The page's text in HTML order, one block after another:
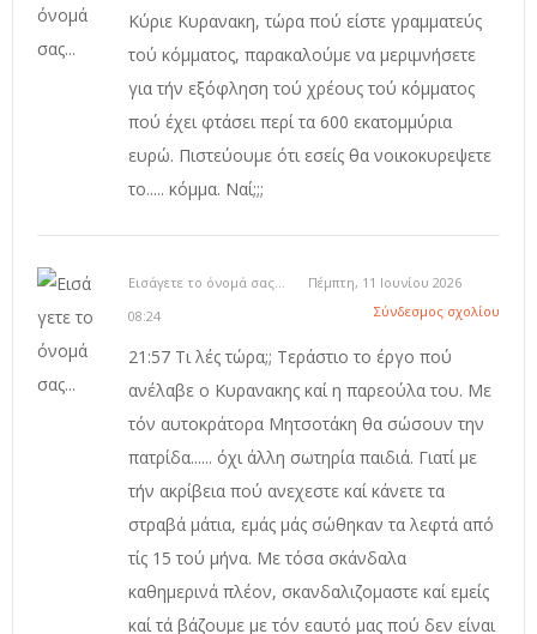
Κύριε Κυρανακη, τώρα πού είστε γραμματεύς
τού κόμματος, παρακαλούμε να μεριμνήσετε
για τήν εξόφληση τού χρέους τού κόμματος
πού έχει φτάσει περί τα 600 εκατομμύρια
ευρώ. Πιστεύουμε ότι εσείς θα νοικοκυρεψετε
το..... κόμμα. Ναί;;;
Εισάγετε το όνομά σας...
Πέμπτη, 11 Ιουνίου 2026
08:24
Σύνδεσμος σχολίου
21:57 Τι λές τώρα;; Τεράστιο το έργο πού
ανέλαβε ο Κυρανακης καί η παρεούλα του. Με
τόν αυτοκράτορα Μητσοτάκη θα σώσουν την
πατρίδα...... όχι άλλη σωτηρία παιδιά. Γιατί με
τήν ακρίβεια πού ανεχεστε καί κάνετε τα
στραβά μάτια, εμάς μάς σώθηκαν τα λεφτά από
τίς 15 τού μήνα. Με τόσα σκάνδαλα
καθημερινά πλέον, σκανδαλιζομαστε καί εμείς
καί τά βάζουμε με τόν εαυτό μας πού δεν είναι